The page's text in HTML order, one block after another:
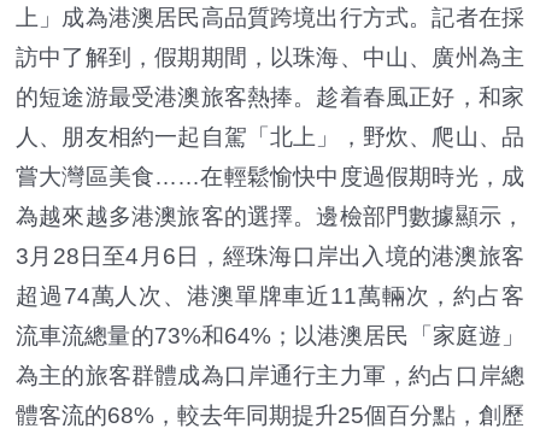
上」成為港澳居民高品質跨境出行方式。記者在採
訪中了解到，假期期間，以珠海、中山、廣州為主
的短途游最受港澳旅客熱捧。趁着春風正好，和家
人、朋友相約一起自駕「北上」，野炊、爬山、品
嘗大灣區美食……在輕鬆愉快中度過假期時光，成
為越來越多港澳旅客的選擇。邊檢部門數據顯示，
3月28日至4月6日，經珠海口岸出入境的港澳旅客
超過74萬人次、港澳單牌車近11萬輛次，約占客
流車流總量的73%和64%；以港澳居民「家庭遊」
為主的旅客群體成為口岸通行主力軍，約占口岸總
體客流的68%，較去年同期提升25個百分點，創歷